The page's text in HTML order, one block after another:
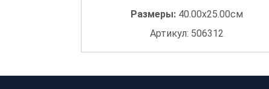
Размеры: 40.00x25.00см
Артикул: 506312